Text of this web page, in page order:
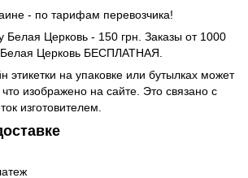
- по тарифам перевозчика!
Белая Церковь - 150 грн. Заказы от 1000
Белая Церковь БЕСПЛАТНАЯ.
этикетки на упаковке или бутылках может
что изображено на сайте. Это связано с
изготовителем.